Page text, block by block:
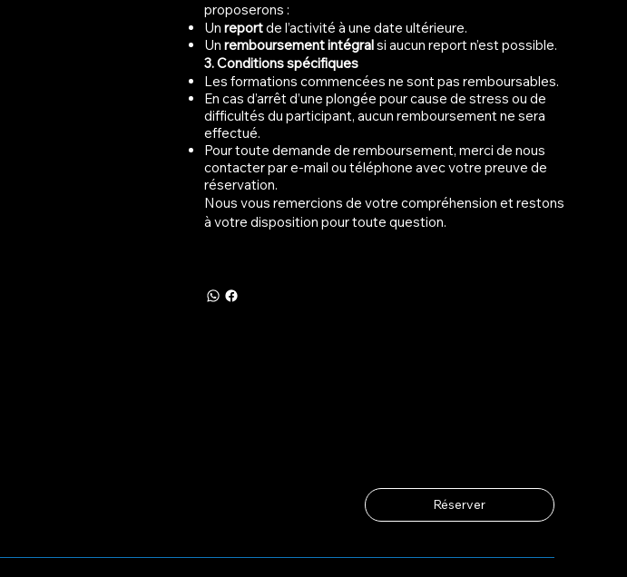
proposerons :
Un reportde l’activité à une date ultérieure.
Un remboursement intégralsi aucun report n’est possible.
3. Conditions spécifiques
Les formations commencées ne sont pas remboursables.
En cas d’arrêt d’une plongée pour cause de stress ou de
difficultés du participant, aucun remboursement ne sera
effectué.
Pour toute demande de remboursement, merci de nous
contacter par e-mail ou téléphone avec votre preuve de
réservation.
Nous vous remercions de votre compréhension et restons
à votre disposition pour toute question.
Réserver